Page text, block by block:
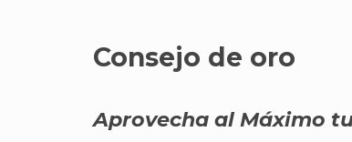
Consejo de oro
Aprovecha al Máximo